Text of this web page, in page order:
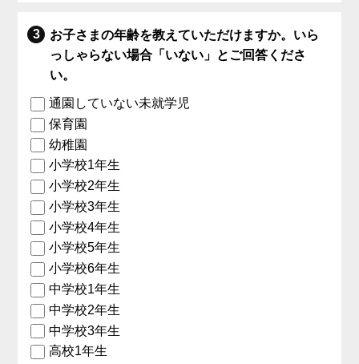
お子さまの年齢を教えていただけますか。いら
っしゃらない場合「いない」とご回答くださ
い。
通園していない未就学児
保育園
幼稚園
小学校1年生
小学校2年生
小学校3年生
小学校4年生
小学校5年生
小学校6年生
中学校1年生
中学校2年生
中学校3年生
高校1年生